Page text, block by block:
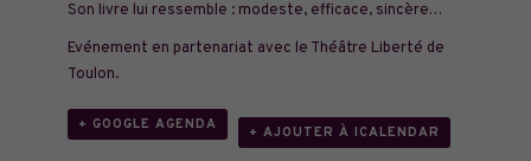
Son livre lui ressemble : modeste, efficace, sincère…
Evénement en partenariat avec le Théâtre Liberté de
Toulon.
+ GOOGLE AGENDA
+ AJOUTER À ICALENDAR